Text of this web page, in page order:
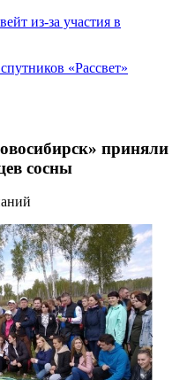
из-за участия в
«Рассвет»
приняли
сосны